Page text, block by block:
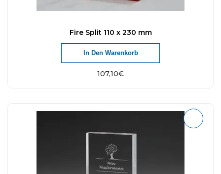
Fire Split 110 x 230 mm
107,10€
In Den Warenkorb